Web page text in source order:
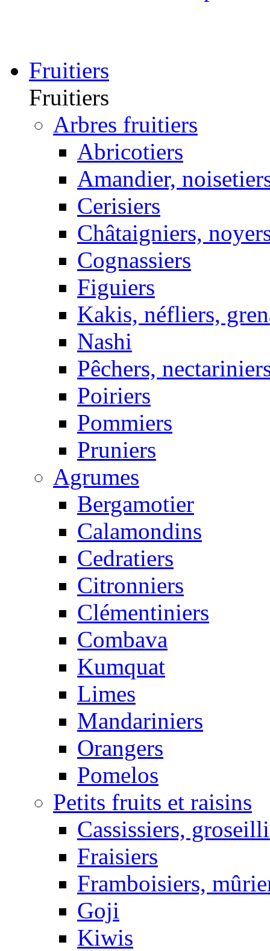
Fruitiers
Fruitiers
Arbres fruitiers
Abricotiers
Amandier,
Cerisiers
Châtaigniers,
Cognassiers
Figuiers
Kakis, néfliers,
Nashi
Pêchers,
Poiriers
Pommiers
Pruniers
Agrumes
Bergamotier
Calamondins
Cedratiers
Citronniers
Clémentiniers
Combava
Kumquat
Limes
Mandariniers
Orangers
Pomelos
Petits fruits et raisins
Cassissiers,
Fraisiers
Framboisiers,
Goji
Kiwis